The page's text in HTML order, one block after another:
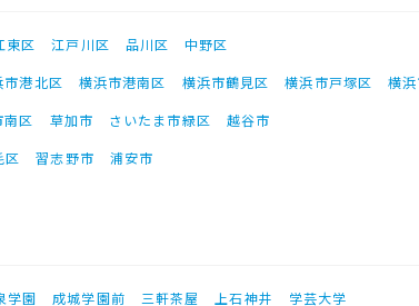
東区 江戸川区 品川区
中野区
市港北区 横浜市港南区 横浜市鶴見区 横浜市戸塚区
横
南区 草加市 さいたま市緑区
越谷市
区 習志野市 浦安市
学園 成城学園前 三軒茶屋 上石神井
学芸大学